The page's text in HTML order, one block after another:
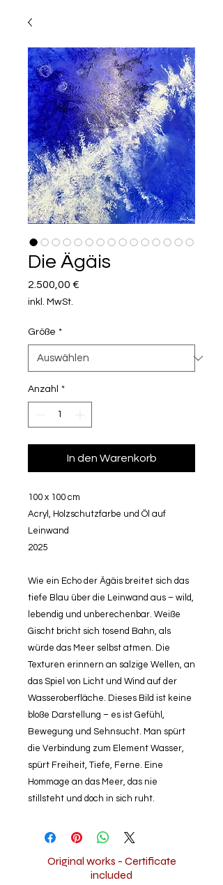
Die Ägäis
2.500,00 €
inkl. MwSt.
Größe *
Anzahl *
In den Warenkorb
100 x 100 cm
Acryl, Holzschutzfarbe und Öl auf
Leinwand
2025
Wie ein Echo der Ägäis breitet sich das
tiefe Blau über die Leinwand aus – wild,
lebendig und unberechenbar. Weiße
Gischt bricht sich tosend Bahn, als
würde das Meer selbst atmen. Die
Texturen erinnern an salzige Wellen, an
das Spiel von Licht und Wind auf der
Wasseroberfläche. Dieses Bild ist keine
bloße Darstellung – es ist Gefühl,
Bewegung und Sehnsucht. Man spürt
die Verbindung zum Element Wasser,
spürt Freiheit, Tiefe, Ferne. Eine
Hommage an das Meer, das nie
stillsteht und doch in sich ruht.
Original works - Certificate
included